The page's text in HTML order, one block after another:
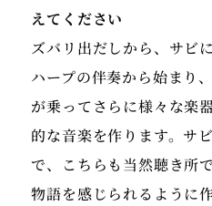
えてください
ズバリ出だしから、サビ
ハープの伴奏から始まり
が乗ってさらに様々な楽
的な音楽を作ります。サ
で、こちらも当然聴き所
物語を感じられるように